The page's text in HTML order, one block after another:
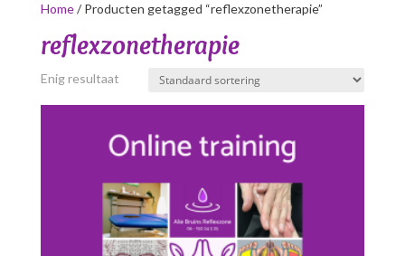
Home/ Producten getagged “reflexzonetherapie”
reflexzonetherapie
Enig resultaat